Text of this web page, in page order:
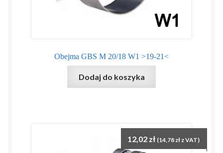
Obejma GBS M 20/18 W1 >19-21<
Dodaj do koszyka
12,02 zł (14,78 zł z VAT)